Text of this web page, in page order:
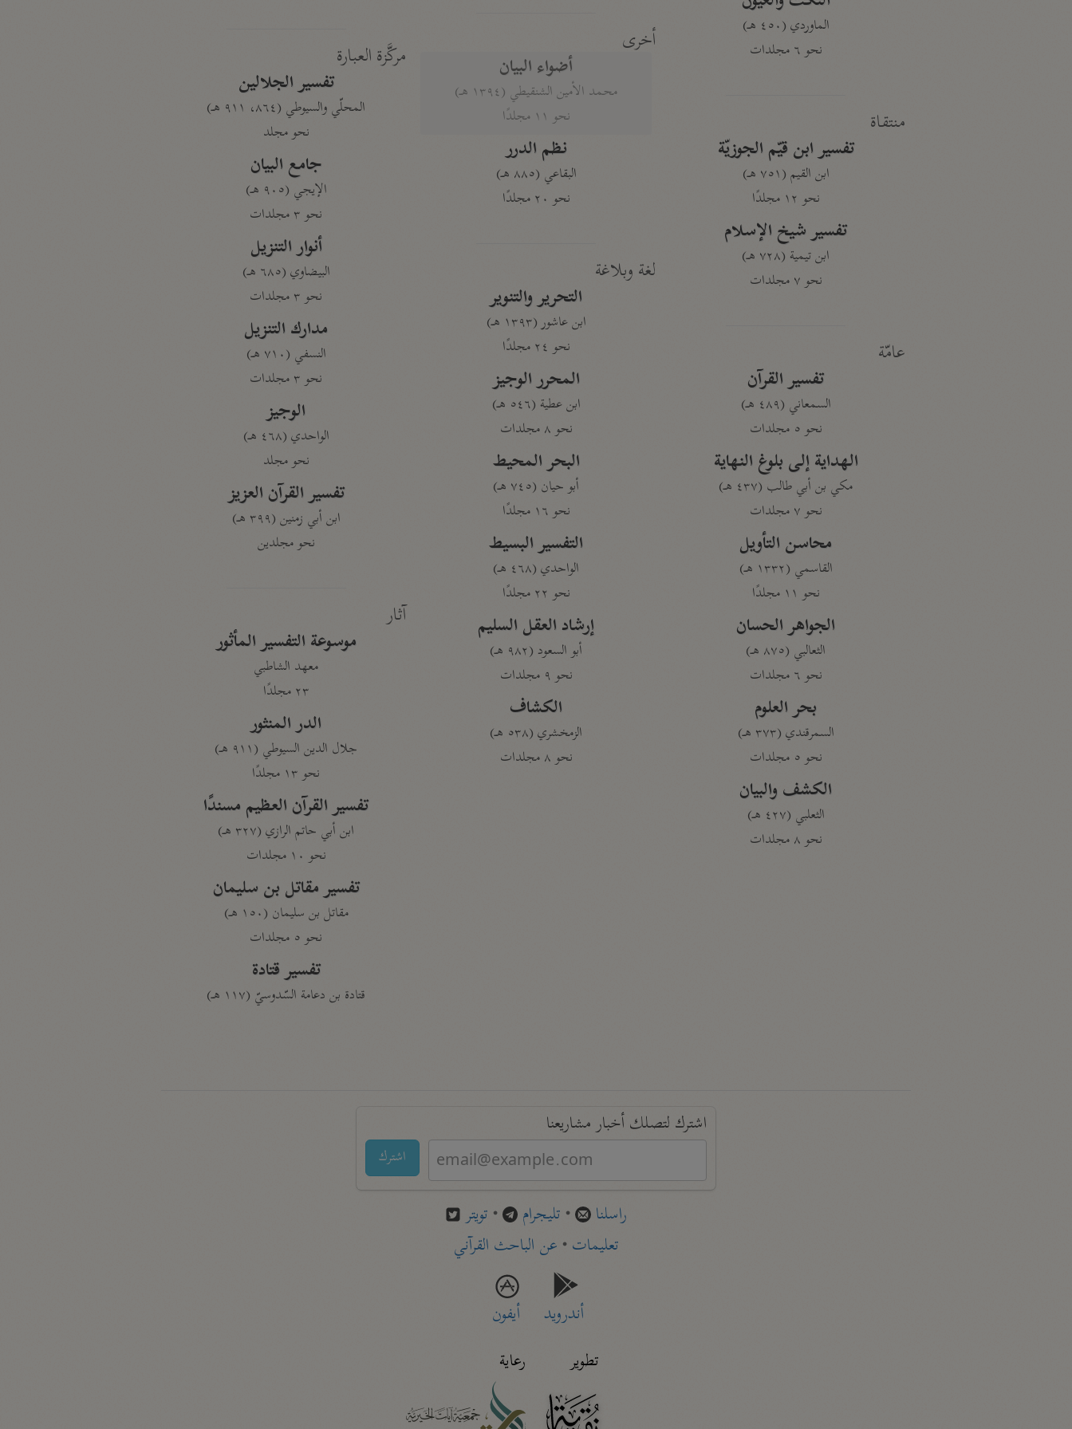
الماوردي (٤٥٠ هـ)
نحو ٦ مجلدات
منتقاة
تفسير ابن قيّم الجوزيّة
ابن القيم (٧٥١ هـ)
نحو ١٢ مجلدًا
تفسير شيخ الإسلام
ابن تيمية (٧٢٨ هـ)
نحو ٧ مجلدات
عامّة
تفسير القرآن
السمعاني (٤٨٩ هـ)
نحو ٥ مجلدات
الهداية إلى بلوغ النهاية
مكي بن أبي طالب (٤٣٧ هـ)
نحو ٧ مجلدات
محاسن التأويل
القاسمي (١٣٣٢ هـ)
نحو ١١ مجلدًا
الجواهر الحسان
الثعالبي (٨٧٥ هـ)
نحو ٦ مجلدات
بحر العلوم
السمرقندي (٣٧٣ هـ)
نحو ٥ مجلدات
الكشف والبيان
الثعلبي (٤٢٧ هـ)
نحو ٨ مجلدات
أخرى
أضواء البيان
محمد الأمين الشنقيطي (١٣٩٤ هـ)
نحو ١١ مجلدًا
نظم الدرر
البقاعي (٨٨٥ هـ)
نحو ٢٠ مجلدًا
لغة وبلاغة
التحرير والتنوير
ابن عاشور (١٣٩٣ هـ)
نحو ٢٤ مجلدًا
المحرر الوجيز
ابن عطية (٥٤٦ هـ)
نحو ٨ مجلدات
البحر المحيط
أبو حيان (٧٤٥ هـ)
نحو ١٦ مجلدًا
التفسير البسيط
الواحدي (٤٦٨ هـ)
نحو ٢٢ مجلدًا
إرشاد العقل السليم
أبو السعود (٩٨٢ هـ)
نحو ٩ مجلدات
الكشاف
الزمخشري (٥٣٨ هـ)
نحو ٨ مجلدات
مركَّزة العبارة
تفسير الجلالين
المحلّي والسيوطي (٨٦٤، ٩١١ هـ)
نحو مجلد
جامع البيان
الإيجي (٩٠٥ هـ)
نحو ٣ مجلدات
أنوار التنزيل
البيضاوي (٦٨٥ هـ)
نحو ٣ مجلدات
مدارك التنزيل
النسفي (٧١٠ هـ)
نحو ٣ مجلدات
الوجيز
الواحدي (٤٦٨ هـ)
نحو مجلد
تفسير القرآن العزيز
ابن أبي زمنين (٣٩٩ هـ)
نحو مجلدين
آثار
موسوعة التفسير المأثور
معهد الشاطبي
٢٣ مجلدًا
الدر المنثور
جلال الدين السيوطي (٩١١ هـ)
نحو ١٣ مجلدًا
تفسير القرآن العظيم مسندًا
ابن أبي حاتم الرازي (٣٢٧ هـ)
نحو ١٠ مجلدات
تفسير مقاتل بن سليمان
مقاتل بن سليمان (١٥٠ هـ)
نحو ٥ مجلدات
تفسير قتادة
قتادة بن دعامة السّدوسيّ (١١٧ هـ)
اشترك لتصلك أخبار مشاريعنا
اشترك
راسلنا • تليجرام • تويتر
تعليمات• عن الباحث القرآني
أندرويد
أيفون
تطوير
رعاية